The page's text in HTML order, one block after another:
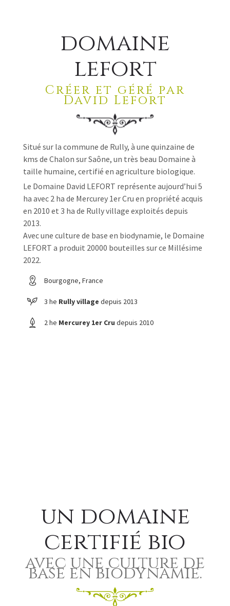
domaine
lefort
Créer et géré par
David Lefort
Situé sur la commune de Rully, à une quinzaine de
kms de Chalon sur Saône, un très beau Domaine à
taille humaine, certifié en agriculture biologique.
Le Domaine David LEFORT représente aujourd’hui 5
ha avec 2 ha de Mercurey 1er Cru en propriété acquis
en 2010 et 3 ha de Rully village exploités depuis
2013.
Avec une culture de base en biodynamie, le Domaine
LEFORT a produit 20000 bouteilles sur ce Millésime
2022.
Bourgogne, France
3 he Rully village depuis 2013
2 he Mercurey 1er Cru depuis 2010
un domaine
certifié bio
avec une culture de
base en biodynamie.